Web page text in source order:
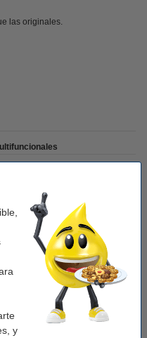
y
las originales.